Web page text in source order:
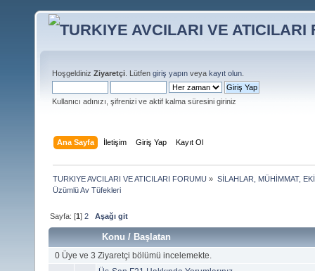
Hoşgeldiniz Ziyaretçi . Lütfen giriş yapın veya kayıt olun
Kullanıcı adınızı, şifrenizi ve aktif kalma süresini giriniz
Ana Sayfa İletişim Giriş Yap Kayıt Ol
TURKIYE AVCILARI VE ATICILARI FORUMU » SİLAHLAR, MÜHİMMAT,
Üzümlü Av Tüfekleri
Sayfa: [1]2 Aşağı git
Konu /Başlatan
0 Üye ve 3 Ziyaretçi bölümü incelemekte.